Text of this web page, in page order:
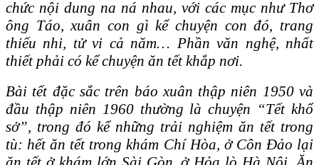
chức nội dung na ná nhau, với các mục như Thơ
ông Táo, xuân con gì kể chuyện con đó, trang
thiếu nhi, tử vi cả năm… Phần văn nghệ, nhất
thiết phải có kể chuyện ăn tết khắp nơi.
Bài tết đặc sắc trên báo xuân thập niên 1950 và
đầu thập niên 1960 thường là chuyện “Tết khổ
sở”, trong đó kể những trải nghiệm ăn tết trong
tù: hết ăn tết trong khám Chí Hòa, ở Côn Đảo lại